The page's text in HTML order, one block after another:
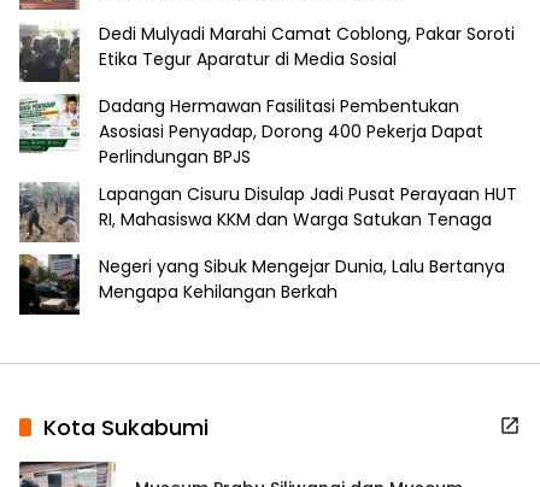
Dedi Mulyadi Marahi Camat Coblong, Pakar Soroti
Etika Tegur Aparatur di Media Sosial
Dadang Hermawan Fasilitasi Pembentukan
Asosiasi Penyadap, Dorong 400 Pekerja Dapat
Perlindungan BPJS
Lapangan Cisuru Disulap Jadi Pusat Perayaan HUT
RI, Mahasiswa KKM dan Warga Satukan Tenaga
Negeri yang Sibuk Mengejar Dunia, Lalu Bertanya
Mengapa Kehilangan Berkah
Kota Sukabumi